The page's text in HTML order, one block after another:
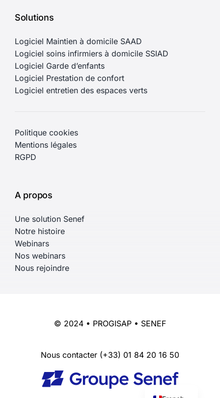
Solutions
Logiciel Maintien à domicile SAAD
Logiciel soins infirmiers à domicile SSIAD
Logiciel Garde d’enfants
Logiciel Prestation de confort
Logiciel entretien des espaces verts
Politique cookies
Mentions légales
RGPD
A propos
Une solution Senef
Notre histoire
Webinars
Nos webinars
Nous rejoindre
© 2024 • PROGISAP • SENEF
Nous contacter (+33) 01 84 20 16 50
English